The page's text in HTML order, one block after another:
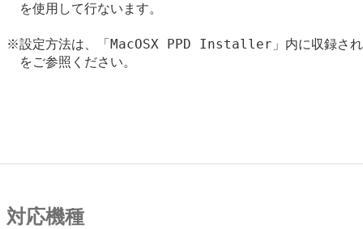
を使用して行ないます。
※設定方法は、「MacOSX PPD Installer」内に収録さ
をご参照ください。
対応機種